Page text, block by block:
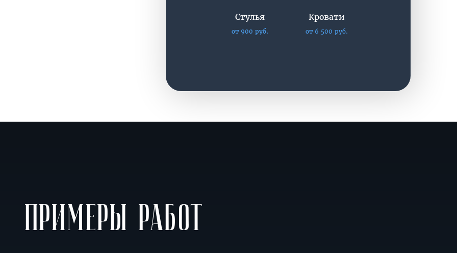
Стулья
от 900 руб.
Кровати
от 6 500 руб.
Примеры работ